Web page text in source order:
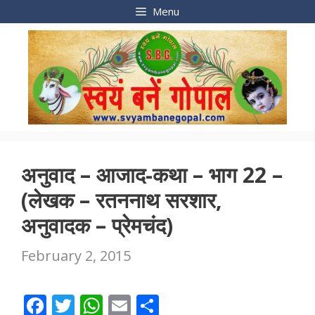
content
Menu
अनुवाद – आजाद-कथा – भाग 22 –
(लेखक – रतननाथ सरशार,
अनुवादक – प्रेमचंद)
February 2, 2015
F T W E